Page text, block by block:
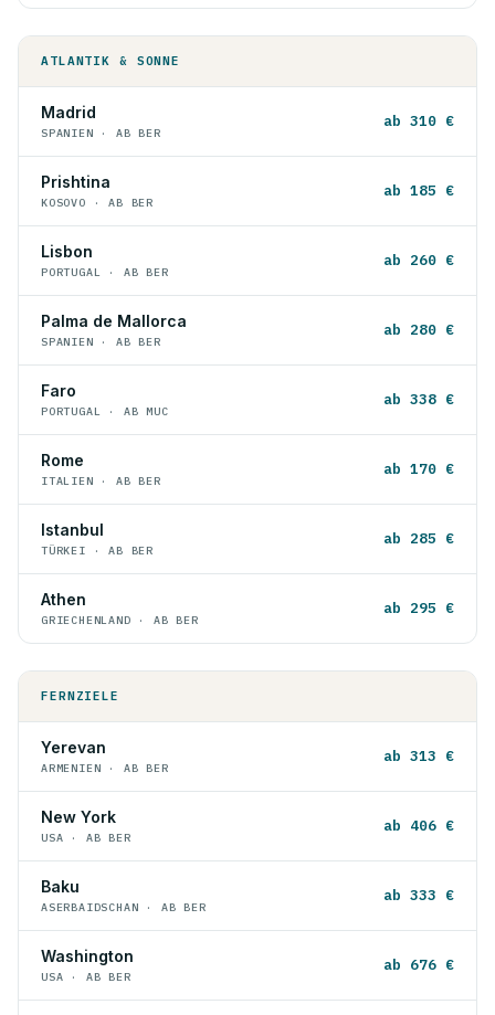
ATLANTIK & SONNE
Madrid
SPANIEN · AB BER
ab 310 €
Prishtina
KOSOVO · AB BER
ab 185 €
Lisbon
PORTUGAL · AB BER
ab 260 €
Palma de Mallorca
SPANIEN · AB BER
ab 280 €
Faro
PORTUGAL · AB MUC
ab 338 €
Rome
ITALIEN · AB BER
ab 170 €
Istanbul
TÜRKEI · AB BER
ab 285 €
Athen
GRIECHENLAND · AB BER
ab 295 €
FERNZIELE
Yerevan
ARMENIEN · AB BER
ab 313 €
New York
USA · AB BER
ab 406 €
Baku
ASERBAIDSCHAN · AB BER
ab 333 €
Washington
USA · AB BER
ab 676 €